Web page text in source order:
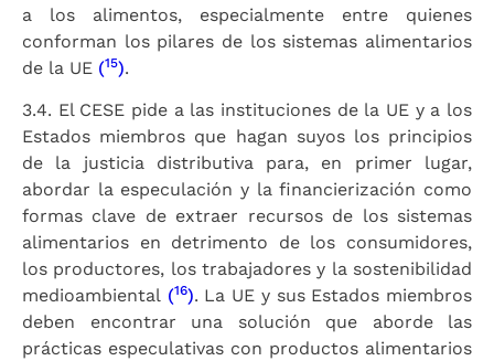
a los alimentos, especialmente entre quienes
conforman los pilares de los sistemas alimentarios
de la UE (15).
3.4. El CESE pide a las instituciones de la UE y a los
Estados miembros que hagan suyos los principios
de la justicia distributiva para, en primer lugar,
abordar la especulación y la financierización como
formas clave de extraer recursos de los sistemas
alimentarios en detrimento de los consumidores,
los productores, los trabajadores y la sostenibilidad
medioambiental (16). La UE y sus Estados miembros
deben encontrar una solución que aborde las
prácticas especulativas con productos alimentarios